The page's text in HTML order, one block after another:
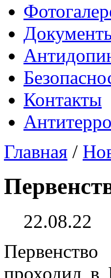
Контакты
Главная /
22.08.22
проходил в